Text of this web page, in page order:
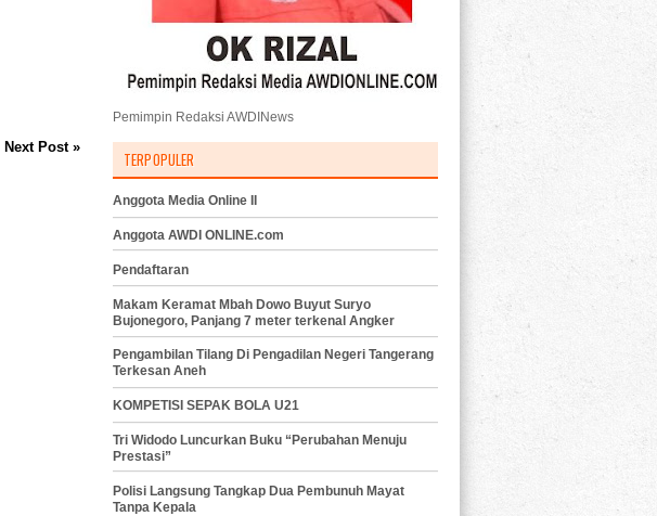
Next Post »
Pemimpin Redaksi AWDINews
TERPOPULER
Anggota Media Online II
Anggota AWDI ONLINE.com
Pendaftaran
Makam Keramat Mbah Dowo Buyut Suryo
Bujonegoro, Panjang 7 meter terkenal Angker
Pengambilan Tilang Di Pengadilan Negeri Tangerang
Terkesan Aneh
KOMPETISI SEPAK BOLA U21
Tri Widodo Luncurkan Buku “Perubahan Menuju
Prestasi”
Polisi Langsung Tangkap Dua Pembunuh Mayat
Tanpa Kepala